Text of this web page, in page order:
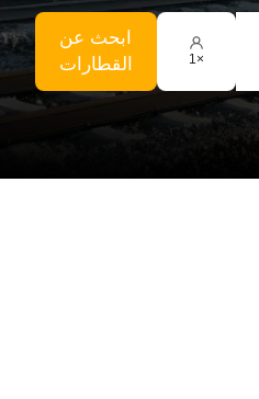
×
1
ابحث عن
القطارات